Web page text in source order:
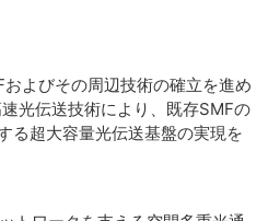
よびその周辺技術の確立を進め
光伝送技術により、既存SMFの
る超大容量光伝送基盤の実現を